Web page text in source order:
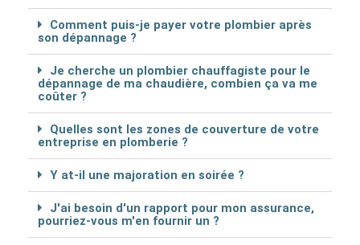
Comment puis-je payer votre plombier après
son dépannage ?
Je cherche un plombier chauffagiste pour le
dépannage de ma chaudière, combien ça va me
coûter ?
Quelles sont les zones de couverture de votre
entreprise en plomberie ?
Y at-il une majoration en soirée ?
J'ai besoin d'un rapport pour mon assurance,
pourriez-vous m'en fournir un ?